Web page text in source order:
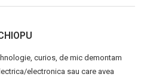
curios, de mic demontam
electronica sau care avea